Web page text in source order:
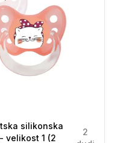
silikonska
velikost 1 (2
2